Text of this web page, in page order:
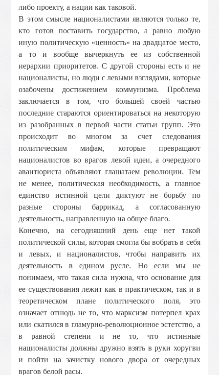
либо проекту, а нации как таковой.
В этом смысле националистами являются только те,
кто готов поставить государство, а равно любую
иную политическую «ценность» на двадцатое место,
а то и вообще вычеркнуть ее из собственной
иерархии приоритетов. С другой стороны есть и не
националисты, но люди с левыми взглядами, которые
озабочены достижением коммунизма. Проблема
заключается в том, что большей своей частью
последние стараются ориентироваться на некоторую
из разобранных в первой части статьи групп. Это
происходит во многом за счет следования
политическим мифам, которые превращают
националистов во врагов левой идеи, а очередного
авантюриста объявляют глашатаем революции. Тем
не менее, политическая необходимость, а главное
единство истинной цели диктуют не борьбу по
разные стороны баррикад, а согласованную
деятельность, направленную на общее благо.
Конечно, на сегодняшний день еще нет такой
политической силы, которая смогла бы вобрать в себя
и левых, и националистов, чтобы направить их
деятельность в едином русле. Но если мы не
понимаем, что такая сила нужна, что основание для
ее существования лежит как в практическом, так и в
теоретическом плане политического поля, это
означает отнюдь не то, что марксизм потерпел крах
или скатился в гламурно-революционное эстетство, а
в равной степени и не то, что истинные
националисты должны дружно взять в руки хоругви
и пойти на зачистку нового двора от очередных
врагов белой расы.